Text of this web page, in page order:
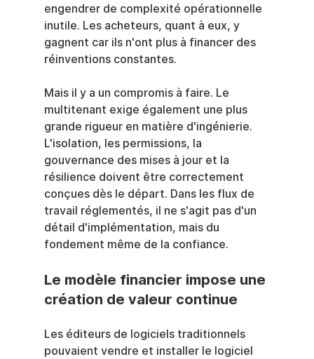
engendrer de complexité opérationnelle
inutile. Les acheteurs, quant à eux, y
gagnent car ils n'ont plus à financer des
réinventions constantes.
Mais il y a un compromis à faire. Le
multitenant exige également une plus
grande rigueur en matière d'ingénierie.
L'isolation, les permissions, la
gouvernance des mises à jour et la
résilience doivent être correctement
conçues dès le départ. Dans les flux de
travail réglementés, il ne s'agit pas d'un
détail d'implémentation, mais du
fondement même de la confiance.
Le modèle financier impose une
création de valeur continue
Les éditeurs de logiciels traditionnels
pouvaient vendre et installer le logiciel